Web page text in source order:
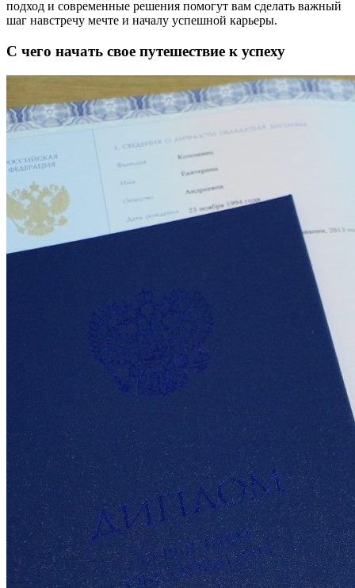
подход и современные решения помогут вам сделать важный
шаг навстречу мечте и началу успешной карьеры.
С чего начать свое путешествие к успеху